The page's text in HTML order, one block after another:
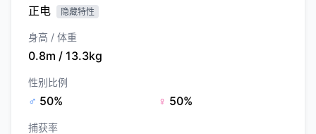
正电
隐藏特性
身高 / 体重
0.8m / 13.3kg
性别比例
♂ 50% ♀ 50%
捕获率